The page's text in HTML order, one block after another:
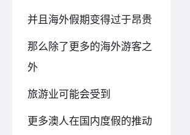
并且海外假期变得过于昂贵
那么除了更多的海外游客之
外
旅游业可能会受到
更多澳人在国内度假的推动